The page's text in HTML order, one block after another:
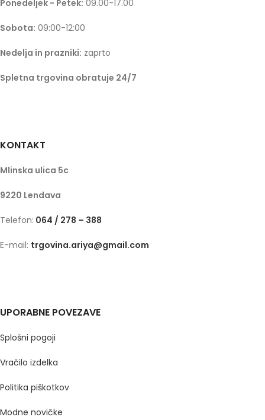
Ponedeljek - Petek: 09.00-17.00
Sobota: 09:00-12:00
Nedelja in prazniki: zaprto
Spletna trgovina obratuje 24/7
KONTAKT
Mlinska ulica 5c
9220 Lendava
Telefon: 064 / 278 – 388
E-mail: trgovina.ariya@gmail.com
UPORABNE POVEZAVE
Splošni pogoji
Vračilo izdelka
Politika piškotkov
Modne novičke